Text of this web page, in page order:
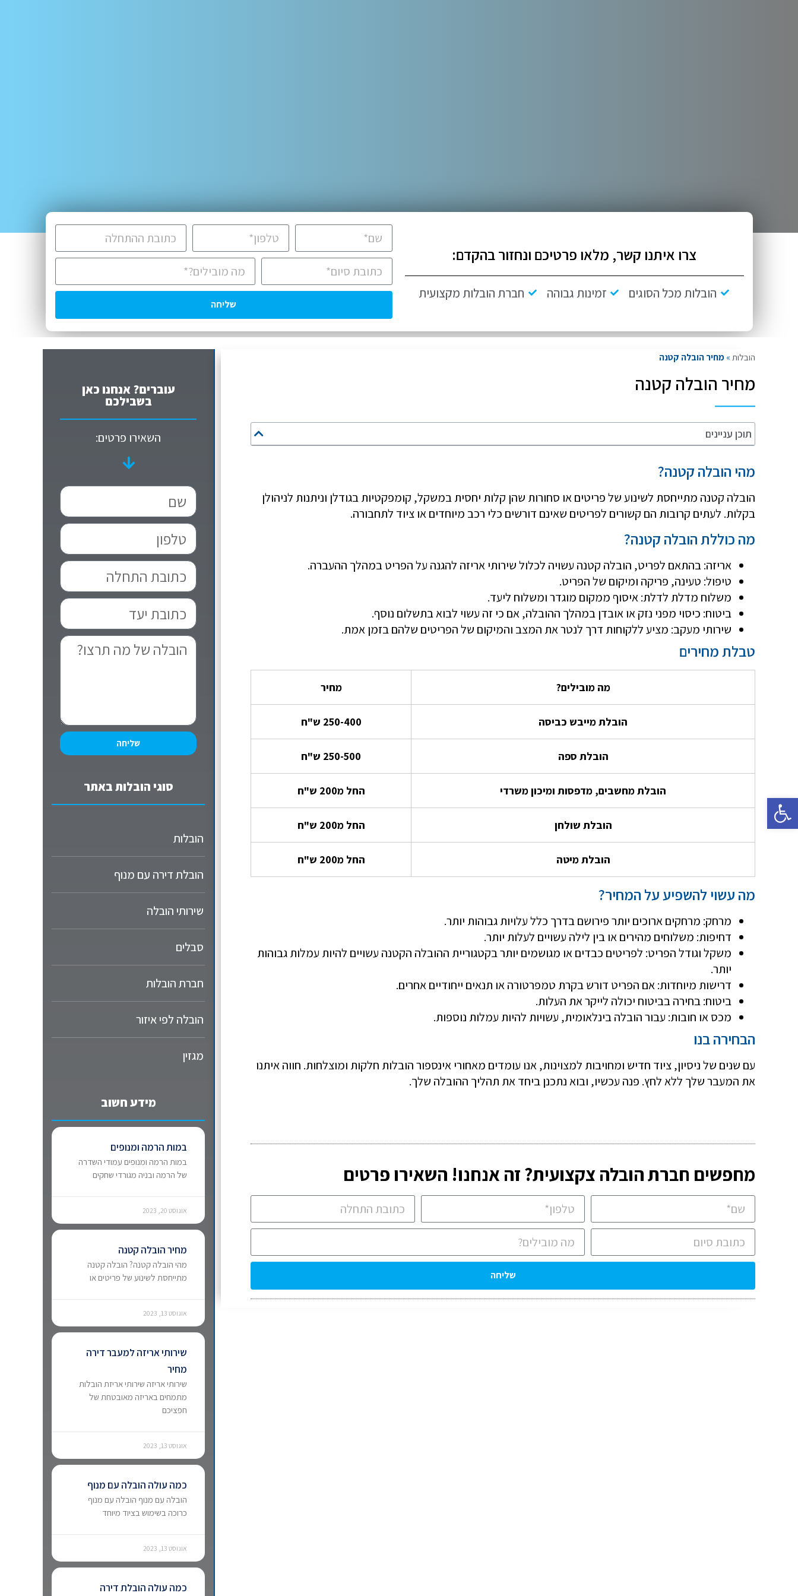
צרו איתנו קשר, מלאו פרטיכם ונחזור בהקדם:
הובלות מכל הסוגים זמינות גבוהה חברת הובלות מקצועית
שליחה
הובלות » מחיר הובלה קטנה
מחיר הובלה קטנה
תוכן עניינים
מהי הובלה קטנה?
הובלה קטנה מתייחסת לשינוע של פריטים או סחורות שהן קלות יחסית במשקל, קומפקטיות בגודלן וניתנות לניהולן
בקלות. לעתים קרובות הם קשורים לפריטים שאינם דורשים כלי רכב מיוחדים או ציוד לתחבורה.
מה כוללת הובלה קטנה?
אריזה: בהתאם לפריט, הובלה קטנה עשויה לכלול שירותי אריזה להגנה על הפריט במהלך ההעברה.
טיפול: טעינה, פריקה ומיקום של הפריט.
משלוח מדלת לדלת: איסוף ממקום מוגדר ומשלוח ליעד.
ביטוח: כיסוי מפני נזק או אובדן במהלך ההובלה, אם כי זה עשוי לבוא בתשלום נוסף.
שירותי מעקב: מציע ללקוחות דרך לנטר את המצב והמיקום של הפריטים שלהם בזמן אמת.
טבלת מחירים
מה מובילים? מחיר
הובלת מייבש כביסה 250-400 ש"ח
הובלת ספה 250-500 ש"ח
הובלת מחשבים, מדפסות ומיכון משרדי החל מ200 ש"ח
הובלת שולחן החל מ200 ש"ח
הובלת מיטה החל מ200 ש"ח
מה עשוי להשפיע על המחיר?
מרחק: מרחקים ארוכים יותר פירושם בדרך כלל עלויות גבוהות יותר.
דחיפות: משלוחים מהירים או בין לילה עשויים לעלות יותר.
משקל וגודל הפריט: לפריטים כבדים או מגושמים יותר בקטגוריית ההובלה הקטנה עשויים להיות עמלות גבוהות
יותר.
דרישות מיוחדות: אם הפריט דורש בקרת טמפרטורה או תנאים ייחודיים אחרים.
ביטוח: בחירה בביטוח יכולה לייקר את העלות.
מכס או חובות: עבור הובלה בינלאומית, עשויות להיות עמלות נוספות.
הבחירה בנו
עם שנים של ניסיון, ציוד חדיש ומחויבות למצוינות, אנו עומדים מאחורי אינספור הובלות חלקות ומוצלחות. חווה איתנו
את המעבר שלך ללא לחץ. פנה עכשיו, ובוא נתכנן ביחד את תהליך ההובלה שלך.
מחפשים חברת הובלה צקצועית? זה אנחנו! השאירו פרטים
שליחה
עוברים? אנחנו כאן
בשבילכם
השאירו פרטים:
שליחה
סוגי הובלות באתר
הובלות
הובלת דירה עם מנוף
שירותי הובלה
סבלים
חברת הובלות
הובלה לפי איזור
מגזין
מידע חשוב
במות הרמה ומנופים
במות הרמה ומנופים עמודי השדרה
של הרמה ובניה מגורדי שחקים
אוגוסט 20, 2023
מחיר הובלה קטנה
מהי הובלה קטנה? הובלה קטנה
מתייחסת לשינוע של פריטים או
אוגוסט 13, 2023
שירותי אריזה למעבר דירה
מחיר
שירותי אריזה שירותי אריזת הובלות
מתמחים באריזה מאובטחת של
חפציכם
אוגוסט 13, 2023
כמה עולה הובלה עם מנוף
הובלה עם מנוף הובלה עם מנוף
כרוכה בשימוש בציוד מיוחד
אוגוסט 13, 2023
כמה עולה הובלת דירה
פתח סרגל נגישות